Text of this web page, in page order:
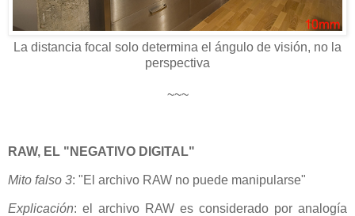
La distancia focal solo determina el ángulo de visión, no la
perspectiva
~~~
RAW, EL "NEGATIVO DIGITAL"
Mito falso 3: "El archivo RAW no puede manipularse"
Explicación: el archivo RAW es considerado por analogía